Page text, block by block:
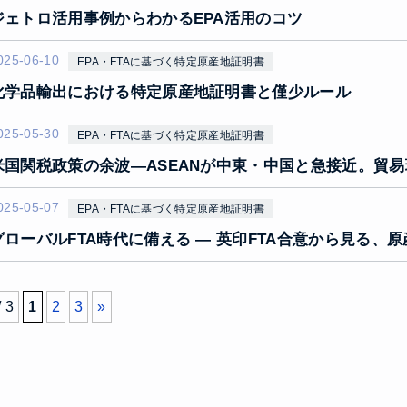
ェトロ活用事例からわかるEPA活用のコツ
06-10 EPA・FTAに基づく特定原産地証明書
学品輸出における特定原産地証明書と僅少ルール
05-30 EPA・FTAに基づく特定原産地証明書
国関税政策の余波―ASEANが中東・中国と急接近。貿
05-07 EPA・FTAに基づく特定原産地証明書
ローバルFTA時代に備える ― 英印FTA合意から見る、原
3 1 2 3 »